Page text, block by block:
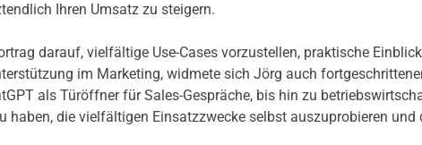
Ihren Umsatz zu steigern.
darauf, vielfältige Use-Cases vorzustellen, praktische
im Marketing, widmete sich Jörg auch
als Türöffner für Sales-Gespräche, bis hin zu
haben, die vielfältigen Einsatzzwecke selbst auszuprobieren